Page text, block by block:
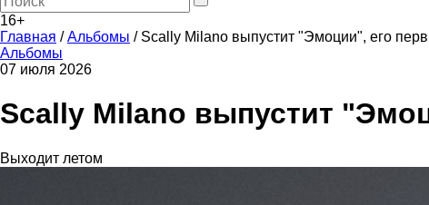
16+
Главная /Альбомы / Scally Milano выпустит "Эмоции", его
Альбомы
07 июля 2026
Scally Milano выпустит
Выходит летом